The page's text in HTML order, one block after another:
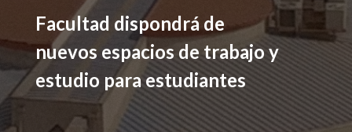
Facultad dispondrá de
nuevos espacios de trabajo y
estudio para estudiantes